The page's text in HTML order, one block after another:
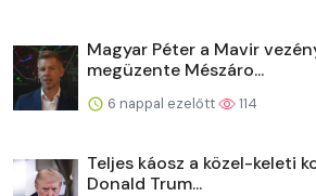
Magyar Péter a Mavir
megüzente Mészáro...
6 nappal ezelőtt 114
Teljes káosz a közel-keleti
Donald Trum...